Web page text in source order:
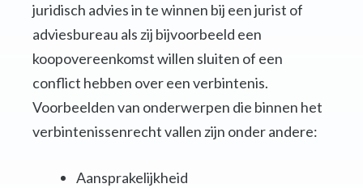
juridisch advies in te winnen bij een jurist of
adviesbureau als zij bijvoorbeeld een
koopovereenkomst willen sluiten of een
conflict hebben over een verbintenis.
Voorbeelden van onderwerpen die binnen het
verbintenissenrecht vallen zijn onder andere:
Aansprakelijkheid